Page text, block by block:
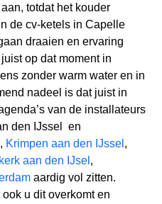
totdat het kouder
de cv-ketels in Capelle
draaien en ervaring
op dat moment in
zonder warm water en in
nadeel is dat juist in
van de installateurs
den IJssel en
, Krimpen aan den IJssel ,
aan den IJsel ,
aardig vol zitten.
u dit overkomt en